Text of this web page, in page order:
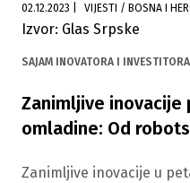
02.12.2023 VIJESTI / BOSNA I
Izvor: Glas Srpske
SAJAM INOVATORA I INVESTITORA
Zanimljive inovacije
omladine: Od
Zanimljive inovacije u